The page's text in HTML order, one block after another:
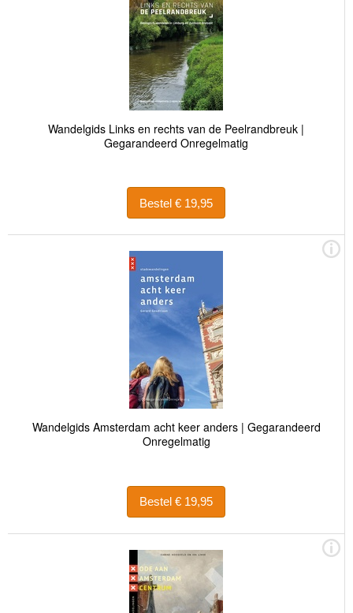
Wandelgids Links en rechts van de Peelrandbreuk |
Gegarandeerd Onregelmatig
Bestel € 19,95
Wandelgids Amsterdam acht keer anders | Gegarandeerd
Onregelmatig
Bestel € 19,95